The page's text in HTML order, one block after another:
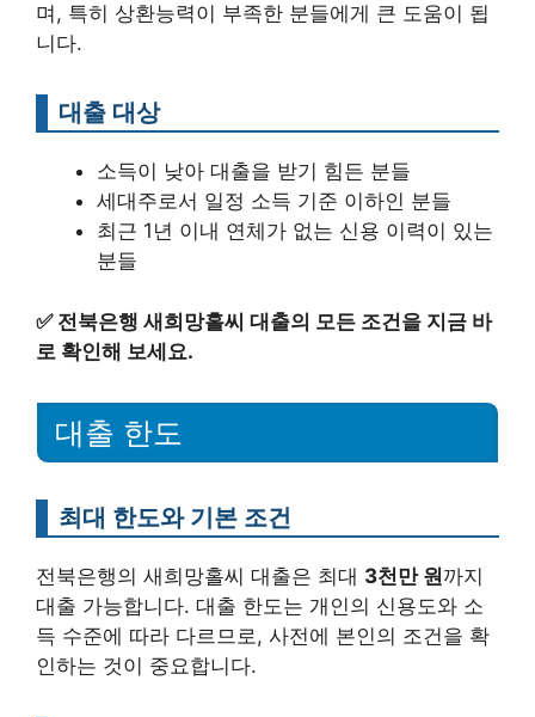
며, 특히 상환능력이 부족한 분들에게 큰 도움이 됩
니다.
대출 대상
소득이 낮아 대출을 받기 힘든 분들
세대주로서 일정 소득 기준 이하인 분들
최근 1년 이내 연체가 없는 신용 이력이 있는
분들
✅ 전북은행 새희망홀씨 대출의 모든 조건을 지금 바
로 확인해 보세요.
대출 한도
최대 한도와 기본 조건
전북은행의 새희망홀씨 대출은 최대 3천만 원까지
대출 가능합니다. 대출 한도는 개인의 신용도와 소
득 수준에 따라 다르므로, 사전에 본인의 조건을 확
인하는 것이 중요합니다.